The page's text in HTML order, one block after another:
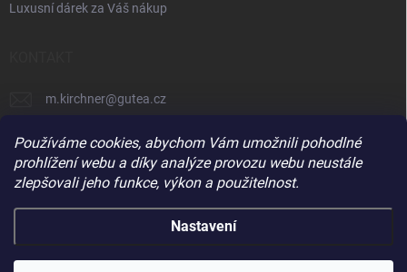
Používáme cookies, abychom Vám umožnili pohodlné
prohlížení webu a díky analýze provozu webu neustále
zlepšovali jeho funkce, výkon a použitelnost.
Nastavení
Luxusní dárek za Váš nákup
m.kirchner@gutea.cz
+420 602 710 841